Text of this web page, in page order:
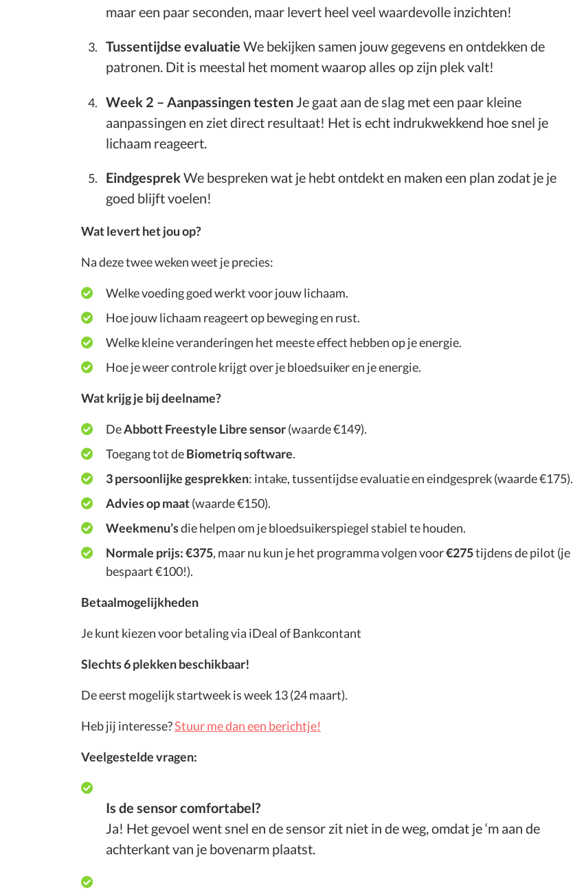
maar een paar seconden, maar levert heel veel waardevolle inzichten!
Tussentijdse evaluatie We bekijken samen jouw gegevens en ontdekken de
patronen. Dit is meestal het moment waarop alles op zijn plek valt!
Week 2 – Aanpassingen testen Je gaat aan de slag met een paar kleine
aanpassingen en ziet direct resultaat! Het is echt indrukwekkend hoe snel je
lichaam reageert.
EindgesprekWe bespreken wat je hebt ontdekt en maken een plan zodat je je
goed blijft voelen!
Wat levert het jou op?
Na deze twee weken weet je precies:
Welke voeding goed werkt voor jouw lichaam.
Hoe jouw lichaam reageert op beweging en rust.
Welke kleine veranderingen het meeste effect hebben op je energie.
Hoe je weer controle krijgt over je bloedsuiker en je energie.
Wat krijg je bij deelname?
DeAbbott Freestyle Libre sensor(waarde €149).
Toegang tot deBiometriq software.
3 persoonlijke gesprekken: intake, tussentijdse evaluatie en eindgesprek (waarde €175).
Advies op maat(waarde €150).
Weekmenu’sdie helpen om je bloedsuikerspiegel stabiel te houden.
Normale prijs: €375, maar nu kun je het programma volgen voor€275tijdens de pilot (je
bespaart €100!).
Betaalmogelijkheden
Je kunt kiezen voor betaling via iDeal of Bankcontant
Slechts 6 plekken beschikbaar!
De eerst mogelijk startweek is week 13 (24 maart).
Heb jij interesse?Stuur me dan een berichtje!
Veelgestelde vragen:
Is de sensor comfortabel?
Ja! Het gevoel went snel en de sensor zit niet in de weg, omdat je ‘m aan de
achterkant van je bovenarm plaatst.